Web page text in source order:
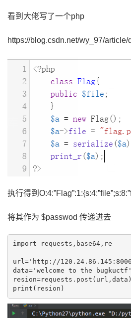
看到大佬写了一个php
https://blog.csdn.net/wy_97/
执行得到
将其作为 $passwod 传递进去
import requests,base64,re
url='http://
data='welcome to the bugkuctf'
print(resion)